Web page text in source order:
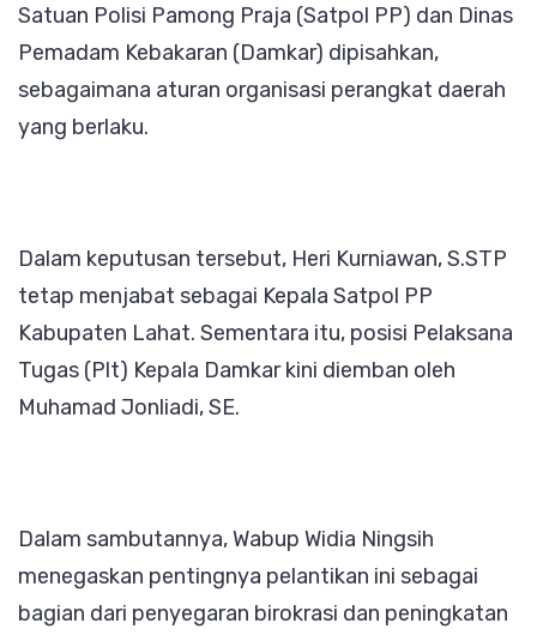
Satuan Polisi Pamong Praja (Satpol PP) dan Dinas
Pemadam Kebakaran (Damkar) dipisahkan,
sebagaimana aturan organisasi perangkat daerah
yang berlaku.
Dalam keputusan tersebut, Heri Kurniawan, S.STP
tetap menjabat sebagai Kepala Satpol PP
Kabupaten Lahat. Sementara itu, posisi Pelaksana
Tugas (Plt) Kepala Damkar kini diemban oleh
Muhamad Jonliadi, SE.
Dalam sambutannya, Wabup Widia Ningsih
menegaskan pentingnya pelantikan ini sebagai
bagian dari penyegaran birokrasi dan peningkatan